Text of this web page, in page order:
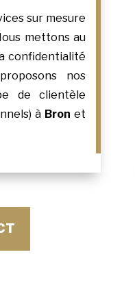
sur mesure
mettons au
confidentialité
nos
de clientèle
à Bron et